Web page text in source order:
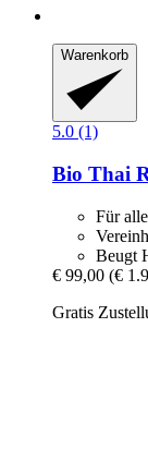
Warenkorb
5.0 (1)
Bio Thai
Für
Beugt
€ 99,00 (€
Gratis